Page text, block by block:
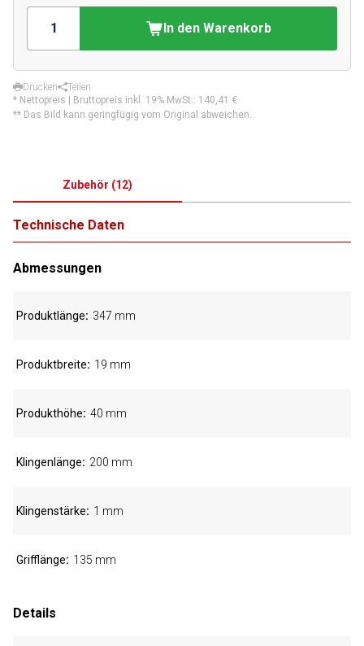
In den Warenkorb
Drucken
Teilen
* Nettopreis | Bruttopreis inkl. 19% MwSt.: 140,41 €
** Das Bild kann geringfügig vom Original abweichen.
Zubehör (12)
Technische Daten
Abmessungen
Produktlänge 347 mm
Produktbreite 19 mm
Produkthöhe 40 mm
Klingenlänge 200 mm
Klingenstärke 1 mm
Grifflänge 135 mm
Details